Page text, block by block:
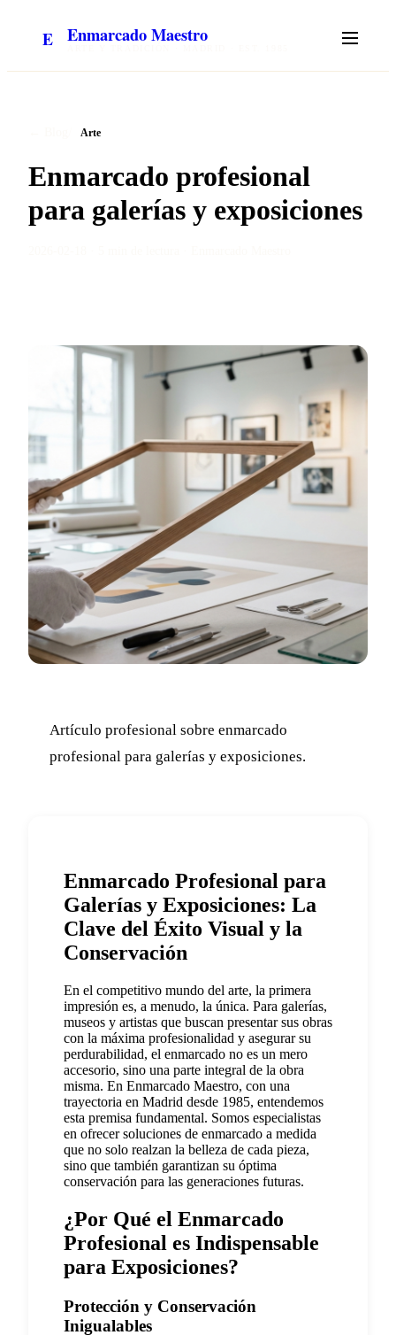
E Enmarcado Maestro
Arte
Enmarcado profesional
para galerías y exposiciones
Artículo profesional sobre enmarcado
profesional para galerías y exposiciones.
Enmarcado Profesional para
Galerías y Exposiciones: La
Clave del Éxito Visual y la
Conservación
En el competitivo mundo del arte, la primera
impresión es, a menudo, la única. Para galerías,
museos y artistas que buscan presentar sus obras
con la máxima profesionalidad y asegurar su
perdurabilidad, el enmarcado no es un mero
accesorio, sino una parte integral de la obra
misma. En Enmarcado Maestro, con una
trayectoria en Madrid desde 1985, entendemos
esta premisa fundamental. Somos especialistas
en ofrecer soluciones de enmarcado a medida
que no solo realzan la belleza de cada pieza,
sino que también garantizan su óptima
conservación para las generaciones futuras.
¿Por Qué el Enmarcado
Profesional es Indispensable
para Exposiciones?
Protección y Conservación
Inigualables